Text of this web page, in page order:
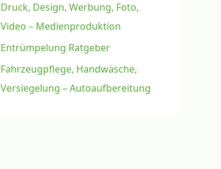
Druck, Design, Werbung, Foto,
Video – Medienproduktion
Entrümpelung Ratgeber
Fahrzeugpflege, Handwäsche,
Versiegelung – Autoaufbereitung